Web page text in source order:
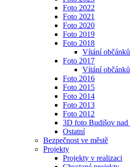
Foto 2022
Foto 2021
Foto 2020
Foto 2019
Foto 2018
Vítání občánků
Foto 2017
Vítání občánků
Foto 2016
Foto 2015
Foto 2014
Foto 2013
Foto 2012
3D foto Budišov
Ostatní
Bezpečnost ve městě
Projekty
Projekty v realizaci